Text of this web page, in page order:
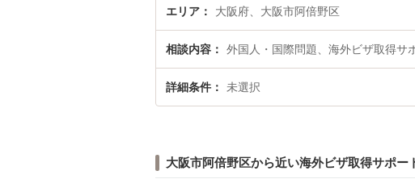
エリア 大阪府、大阪市阿倍野区
相談内容 外国人・国際問題、海外ビザ取得サ
詳細条件 未選択
大阪市阿倍野区から近い海外ビザ取得サポー